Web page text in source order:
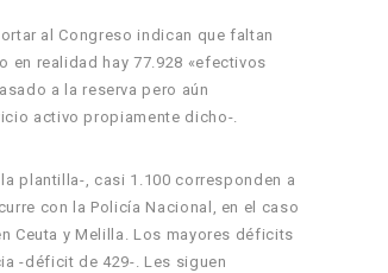
al Congreso indican que faltan
en realidad hay 77.928 «efectivos
a la reserva pero aún
activo propiamente dicho-.
plantilla-, casi 1.100 corresponden a
con la Policía Nacional, en el caso
Ceuta y Melilla. Los mayores déficits
-déficit de 429-. Les siguen